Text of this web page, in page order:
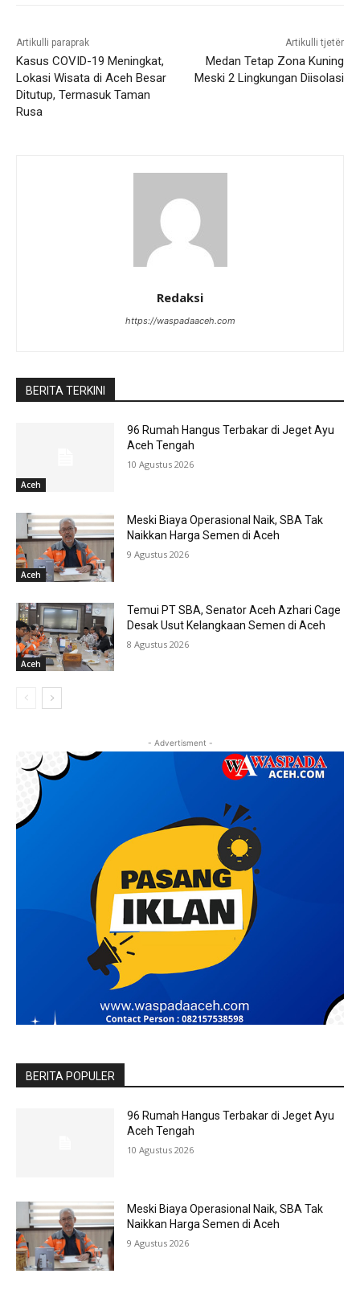
Artikulli paraprak
Kasus COVID-19 Meningkat,
Lokasi Wisata di Aceh Besar
Ditutup, Termasuk Taman
Rusa
Artikulli tjetër
Medan Tetap Zona Kuning
Meski 2 Lingkungan Diisolasi
Redaksi
https://waspadaaceh.com
BERITA TERKINI
Aceh
96 Rumah Hangus Terbakar di Jeget Ayu
Aceh Tengah
10 Agustus 2026
Aceh
Meski Biaya Operasional Naik, SBA Tak
Naikkan Harga Semen di Aceh
9 Agustus 2026
Aceh
Temui PT SBA, Senator Aceh Azhari Cage
Desak Usut Kelangkaan Semen di Aceh
8 Agustus 2026
- Advertisment -
BERITA POPULER
96 Rumah Hangus Terbakar di Jeget Ayu
Aceh Tengah
10 Agustus 2026
Meski Biaya Operasional Naik, SBA Tak
Naikkan Harga Semen di Aceh
9 Agustus 2026